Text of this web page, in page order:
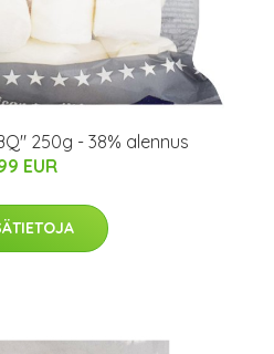
250g - 38% alennus
EUR